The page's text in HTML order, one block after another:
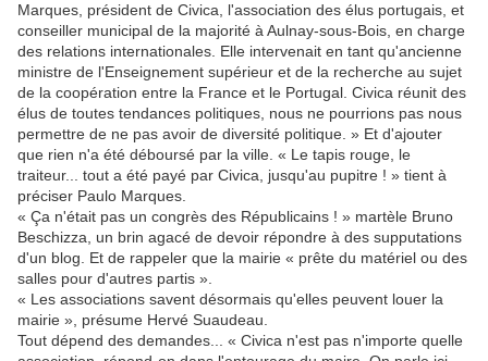
Marques, président de Civica, l'association des élus portugais, et
conseiller municipal de la majorité à Aulnay-sous-Bois, en charge
des relations internationales. Elle intervenait en tant qu'ancienne
ministre de l'Enseignement supérieur et de la recherche au sujet
de la coopération entre la France et le Portugal. Civica réunit des
élus de toutes tendances politiques, nous ne pourrions pas nous
permettre de ne pas avoir de diversité politique. » Et d'ajouter
que rien n'a été déboursé par la ville. « Le tapis rouge, le
traiteur... tout a été payé par Civica, jusqu'au pupitre ! » tient à
préciser Paulo Marques.
« Ça n'était pas un congrès des Républicains ! » martèle Bruno
Beschizza, un brin agacé de devoir répondre à des supputations
d'un blog. Et de rappeler que la mairie « prête du matériel ou des
salles pour d'autres partis ».
« Les associations savent désormais qu'elles peuvent louer la
mairie », présume Hervé Suaudeau.
Tout dépend des demandes... « Civica n'est pas n'importe quelle